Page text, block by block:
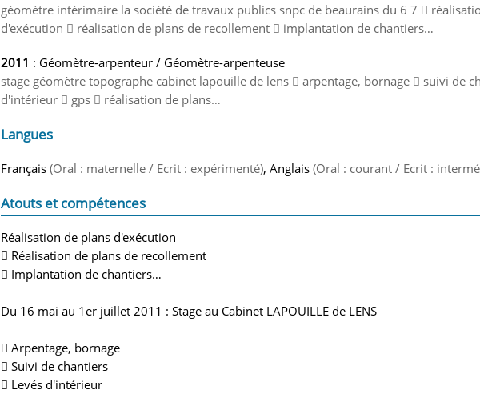
géomètre intérimaire la société de travaux publics snpc de beaurains du 6 7 
d'exécution  réalisation de plans de recollement  implantation de chantiers…
2011 : Géomètre-arpenteur / Géomètre-arpenteuse
stage géomètre topographe cabinet lapouille de lens  arpentage, bornage  suivi de
d'intérieur  gps  réalisation de plans…
Langues
Français (Oral : maternelle / Ecrit : expérimenté), Anglais (Oral : courant / Ecrit :
Atouts et compétences
Réalisation de plans d'exécution
 Réalisation de plans de recollement
 Implantation de chantiers…
Du 16 mai au 1er juillet 2011 : Stage au Cabinet LAPOUILLE de LENS
 Arpentage, bornage
 Suivi de chantiers
 Levés d'intérieur